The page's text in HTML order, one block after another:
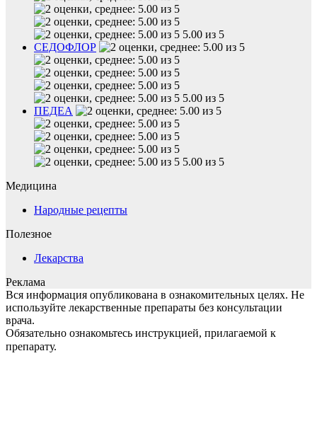
5.00 из 5
СЕДОФЛОР
5.00 из 5
ПЕДЕА
5.00 из 5
Медицина
Народные рецепты
Полезное
Лекарства
Реклама
Вся информация опубликована в ознакомительных целях. Не
используйте лекарственные препараты без консультации
врача.
Обязательно ознакомьтесь инструкцией, прилагаемой к
препарату.